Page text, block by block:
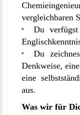
vergleichbaren
Du
Du
Denkweise,
eine
aus.
Was wir für